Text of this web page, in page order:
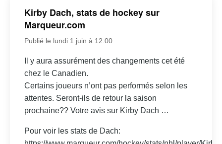
Kirby Dach, stats de hockey sur
Marqueur.com
Publié le lundi 1 juin à 12:00
Il y aura assurément des changements cet été
chez le Canadien.
Certains joueurs n’ont pas performés selon les
attentes. Seront-ils de retour la saison
prochaine?? Votre avis sur Kirby Dach …
Pour voir les stats de Dach: